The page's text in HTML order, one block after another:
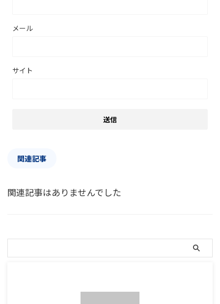
メール
サイト
関連記事
関連記事はありませんでした